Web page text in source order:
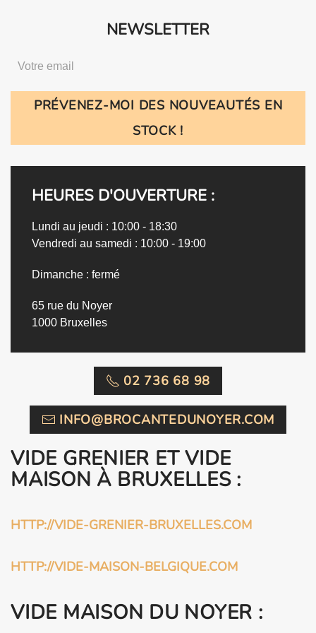
NEWSLETTER
PRÉVENEZ-MOI DES NOUVEAUTÉS EN
STOCK !
HEURES D'OUVERTURE :
Lundi au jeudi : 10:00 - 18:30
Vendredi au samedi : 10:00 - 19:00
Dimanche : fermé
65 rue du Noyer
1000 Bruxelles
02 736 68 98
INFO@BROCANTEDUNOYER.COM
VIDE GRENIER ET VIDE
MAISON À BRUXELLES :
HTTP://VIDE-GRENIER-BRUXELLES.COM
HTTP://VIDE-MAISON-BELGIQUE.COM
VIDE MAISON DU NOYER :